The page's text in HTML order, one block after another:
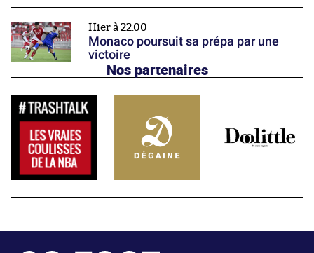
Hier à 22:00
Monaco poursuit sa prépa par une
victoire
Nos partenaires